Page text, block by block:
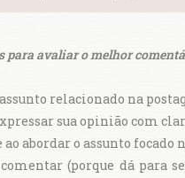
para avaliar o melhor
relacionado na
sua opinião com
abordar o assunto focado
(porque dá para